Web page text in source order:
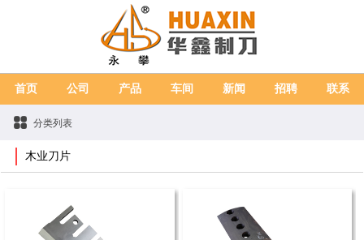
首页 公司 产品 车间 新闻 招聘 联系
分类列表
木业刀片